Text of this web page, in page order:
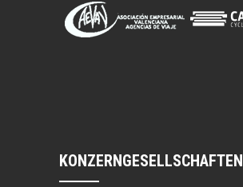
KONZERNGESELLSCHAFTEN